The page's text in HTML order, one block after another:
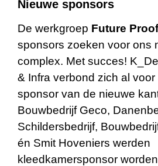
Nieuwe sponsors
De werkgroep Future Proof
sponsors zoeken voor ons
complex. Met succes!
& Infra verbond zich al voor
sponsor van de nieuwe
Bouwbedrijf Geco,
Schildersbedrijf,
én Smit Hoveniers werden
kleedkamersponsor